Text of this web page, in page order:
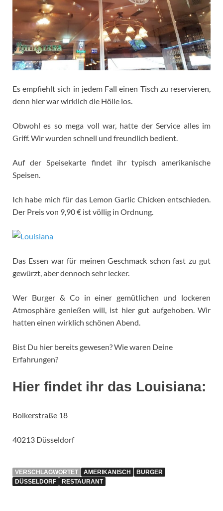
Es empfiehlt sich in jedem Fall einen Tisch zu reservieren,
denn hier war wirklich die Hölle los.
Obwohl es so mega voll war, hatte der Service alles im
Griff. Wir wurden schnell und freundlich bedient.
Auf der Speisekarte findet ihr typisch amerikanische
Speisen.
Ich habe mich für das Lemon Garlic Chicken entschieden.
Der Preis von 9,90 € ist völlig in Ordnung.
Das Essen war für meinen Geschmack schon fast zu gut
gewürzt, aber dennoch sehr lecker.
Wer Burger & Co in einer gemütlichen und lockeren
Atmosphäre genießen will, ist hier gut aufgehoben. Wir
hatten einen wirklich schönen Abend.
Bist Du hier bereits gewesen? Wie waren Deine
Erfahrungen?
Hier findet ihr das Louisiana:
Bolkerstraße 18
40213 Düsseldorf
VERSCHLAGWORTET AMERIKANISCH
BURGER
DÜSSELDORF
RESTAURANT